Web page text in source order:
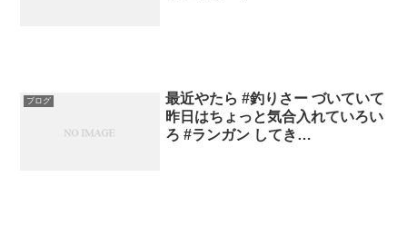
ブログ
最近やたら #釣りさー づいていて
昨日はちょっと気合入れていろい
ろ #ランガン してき…